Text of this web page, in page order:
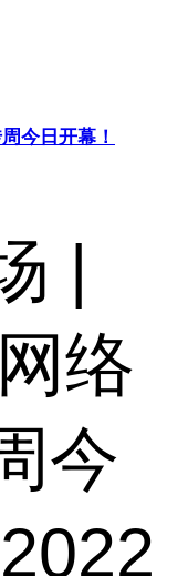
今日开幕！
|
络
今